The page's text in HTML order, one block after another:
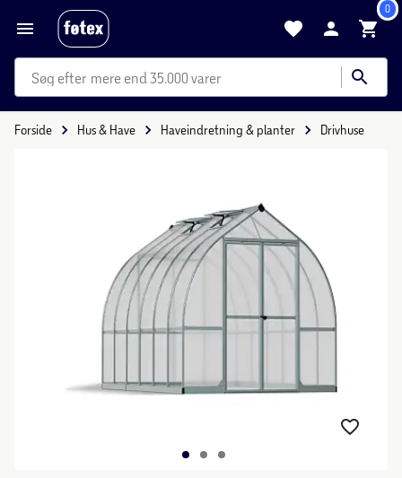
0
mere end 35.000 varer
Forside Hus & Have Haveindretning & planter Drivhuse